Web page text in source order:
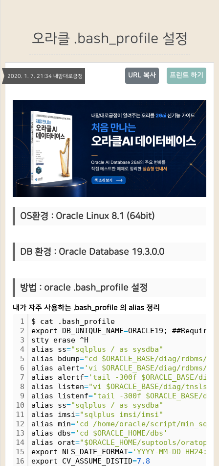
오라클 .bash_profile 설정
2020. 1. 7. 21:34 내맘대로긍정 프린트 하기
URL 복사
OS환경 : Oracle Linux 8.1 (64bit)
DB 환경 : Oracle Database 19.3.0.0
방법 : oracle .bash_profile 설정
내가 자주 사용하는 .bash_profile 의 alias 정리
1
2
3
4
5
6
7
8
9
10
11
12
13
14
15
16
$ cat .bash_profile
export DB_UNIQUE_NAME=ORACLE19; ##Require
stty erase ^H
alias ss="sqlplus / as sysdba"
alias bdump="cd $ORACLE_BASE/diag/rdbms/
alias alert='vi $ORACLE_BASE/diag/rdbms/
alias alertf='tail -300f $ORACLE_BASE/
alias listen="vi $ORACLE_BASE/diag/
alias listenf="tail -300f
alias ss="sqlplus / as sysdba"
alias imsi="sqlplus imsi/imsi"
alias min='cd /home/oracle/script/min_sql'
alias dbs='cd $ORACLE_HOME/dbs'
alias orat="$ORACLE_HOME/suptools/
export NLS_DATE_FORMAT='YYYY-MM-DD
export CV_ASSUME_DISTID=7. 8